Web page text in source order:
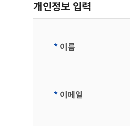
개인정보 입력
*이름
*이메일